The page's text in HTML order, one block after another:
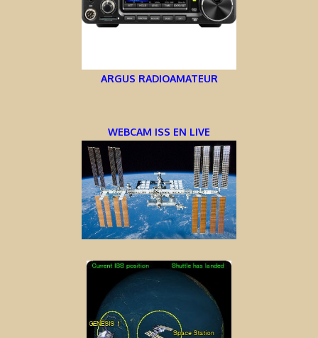
ARGUS RADIOAMATEUR
WEBCAM ISS EN LIVE